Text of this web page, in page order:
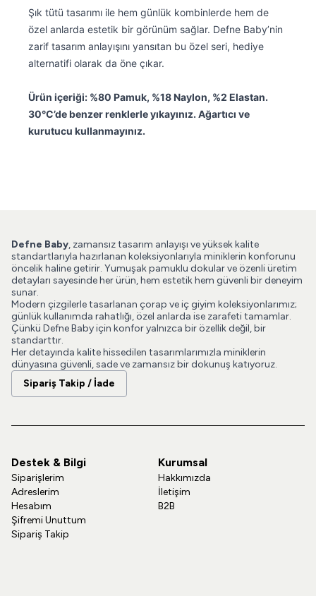
Şık tütü tasarımı ile hem günlük kombinlerde hem de
özel anlarda estetik bir görünüm sağlar. Defne Baby’nin
zarif tasarım anlayışını yansıtan bu özel seri, hediye
alternatifi olarak da öne çıkar.
Ürün içeriği: %80 Pamuk, %18 Naylon, %2 Elastan.
30°C’de benzer renklerle yıkayınız. Ağartıcı ve
kurutucu kullanmayınız.
Defne Baby, zamansız tasarım anlayışı ve yüksek kalite
standartlarıyla hazırlanan koleksiyonlarıyla miniklerin konforunu
öncelik haline getirir. Yumuşak pamuklu dokular ve özenli üretim
detayları sayesinde her ürün, hem estetik hem güvenli bir deneyim
sunar.
Modern çizgilerle tasarlanan çorap ve iç giyim koleksiyonlarımız;
günlük kullanımda rahatlığı, özel anlarda ise zarafeti tamamlar.
Çünkü Defne Baby için konfor yalnızca bir özellik değil, bir
standarttır.
Her detayında kalite hissedilen tasarımlarımızla miniklerin
dünyasına güvenli, sade ve zamansız bir dokunuş katıyoruz.
Sipariş Takip / İade
Destek & Bilgi
Siparişlerim
Adreslerim
Hesabım
Şifremi Unuttum
Sipariş Takip
Kurumsal
Hakkımızda
İletişim
B2B